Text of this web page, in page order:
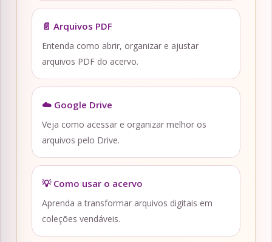
📄 Arquivos PDF
Entenda como abrir, organizar e ajustar
arquivos PDF do acervo.
☁️ Google Drive
Veja como acessar e organizar melhor os
arquivos pelo Drive.
💡 Como usar o acervo
Aprenda a transformar arquivos digitais em
coleções vendáveis.